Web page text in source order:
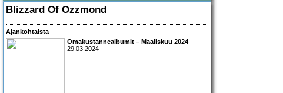
Blizzard Of Ozzmond
Ajankohtaista
Omakustannealbumit – Maaliskuu 2024
29.03.2024